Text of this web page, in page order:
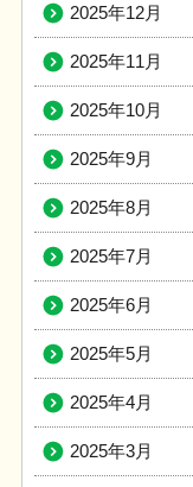
2025年12月
2025年11月
2025年10月
2025年9月
2025年8月
2025年7月
2025年6月
2025年5月
2025年4月
2025年3月